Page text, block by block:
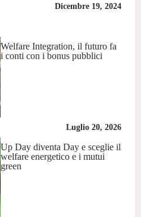
Dicembre 19, 2024
Welfare Integration, il futuro fa
i conti con i bonus pubblici
Luglio 20, 2026
Up Day diventa Day e sceglie il
welfare energetico e i mutui
green